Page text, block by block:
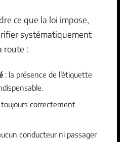
ce que la loi impose,
systématiquement
route :
: la présence de l’étiquette
toujours correctement
conducteur ni passager